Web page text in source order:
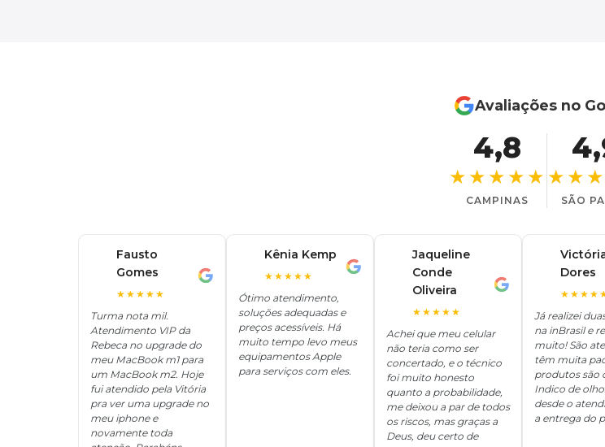
Avaliações no
4,8
★★★★★
CAMPINAS SÃO
Fausto
Gomes
★★★★★
Turma nota mil.
Atendimento VIP da
Rebeca no upgrade do
meu MacBook m1 para
um MacBook m2. Hoje
fui atendido pela Vitória
pra ver uma upgrade no
meu iphone e
novamente toda
Kênia Kemp
★★★★★
Ótimo atendimento,
soluções adequadas e
preços acessíveis. Há
muito tempo levo meus
equipamentos Apple
para serviços com eles.
Jaqueline
Conde
Oliveira
★★★★★
Achei que meu celular
não teria como ser
concertado, e o técnico
foi muito honesto
quanto a probabilidade,
me deixou a par de todos
os riscos, mas graças a
Deus, deu certo de
Dores
Já realizei
na inBrasil e
muito! São
têm muita
produtos são
Indico de
desde o
a entrega do